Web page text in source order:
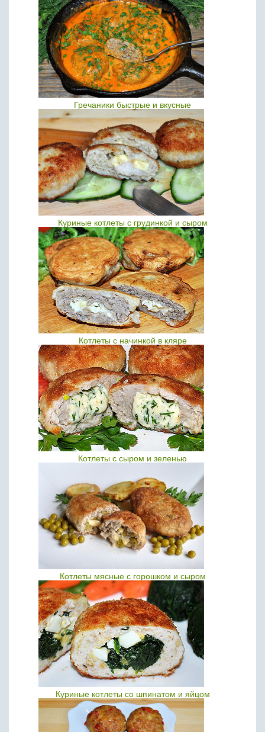
Гречаники быстрые и вкусные
Куриные котлеты с грудинкой и сыром
Котлеты с начинкой в кляре
Котлеты с сыром и зеленью
Котлеты мясные с горошком и сыром
Куриные котлеты со шпинатом и яйцом